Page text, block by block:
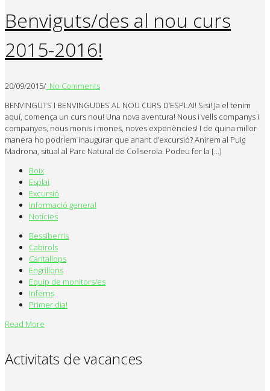
Benviguts/des al nou curs
2015-2016!
20/09/2015/ No Comments
BENVINGUTS I BENVINGUDES AL NOU CURS D’ESPLAI! Sisi! Ja el tenim
aquí, comença un curs nou! Una nova aventura! Nous i vells companys i
companyes, nous monis i mones, noves experiències! I de quina millor
manera ho podríem inaugurar que anant d’excursió? Anirem al Puig
Madrona, situal al Parc Natural de Collserola. Podeu fer la […]
Boix
Esplai
Excursió
Informació general
Notícies
Bessiberris
Cabirols
Cantallops
Engrillons
Equip de monitors/es
Inferns
Primer dia!
Read More
Activitats de vacances